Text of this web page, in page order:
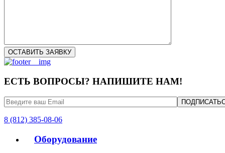
ЕСТЬ ВОПРОСЫ? НАПИШИТЕ НАМ!
8 (812) 385-08-06
Оборудование